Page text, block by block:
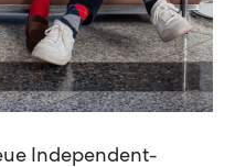
Independent-